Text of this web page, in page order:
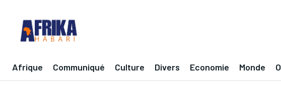
Afrique Communiqué Culture Divers Economie Monde